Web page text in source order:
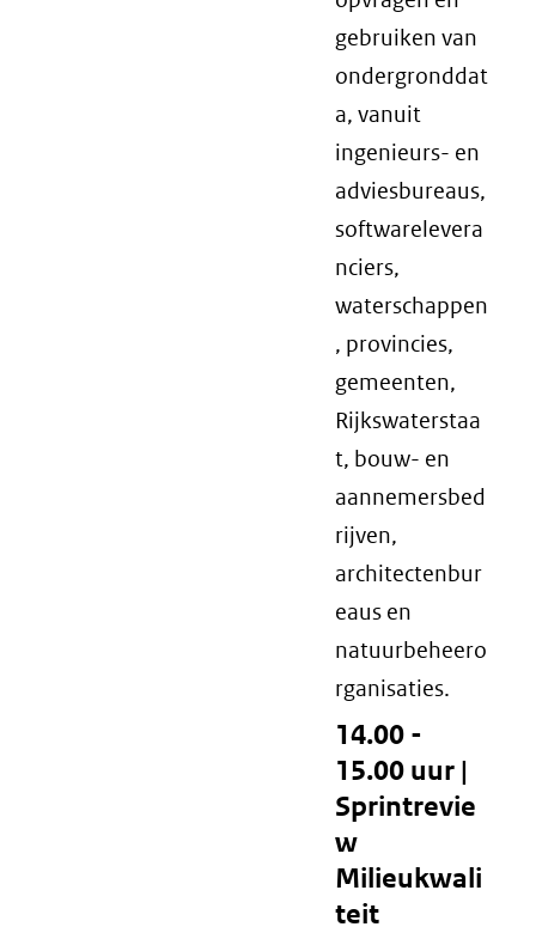
gebruiken van
ondergronddat
a, vanuit
ingenieurs- en
adviesbureaus,
softwarelevera
nciers,
waterschappen
, provincies,
gemeenten,
Rijkswaterstaa
t, bouw- en
aannemersbed
rijven,
architectenbur
eaus en
natuurbeheero
rganisaties.
14.00 -
15.00 uur |
Sprintrevie
w
Milieukwali
teit